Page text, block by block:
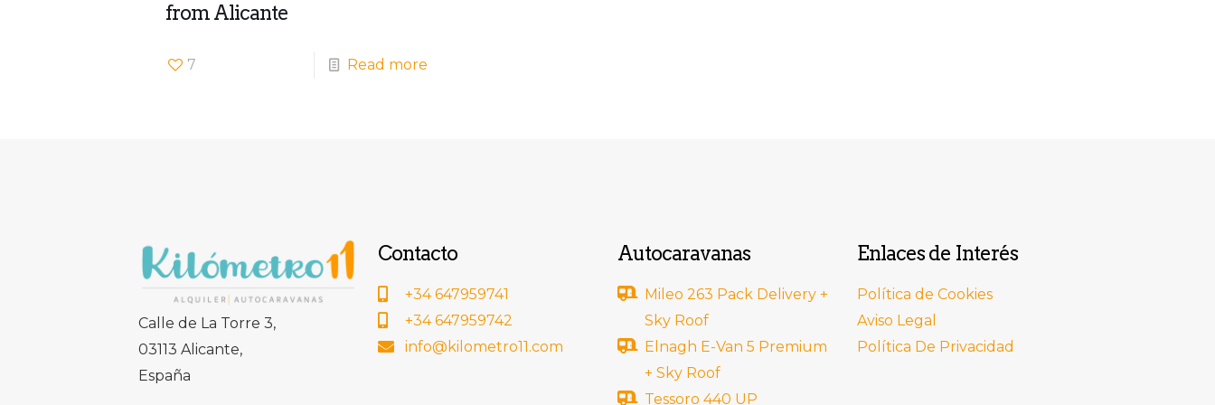
from Alicante
7 Read more
Calle de La Torre 3,
03113 Alicante,
España
Contacto
+34 647959741
+34 647959742
info@kilometro11.com
Autocaravanas
Mileo 263 Pack Delivery +
Sky Roof
Elnagh E-Van 5 Premium
+ Sky Roof
Tessoro 440 UP
Enlaces de Interés
Política de Cookies
Aviso Legal
Política De Privacidad